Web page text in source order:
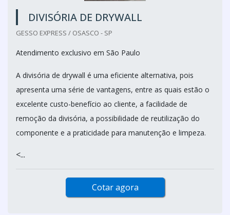
DIVISÓRIA DE DRYWALL
GESSO EXPRESS / OSASCO - SP
Atendimento exclusivo em São Paulo
A divisória de drywall é uma eficiente alternativa, pois
apresenta uma série de vantagens, entre as quais estão o
excelente custo-benefício ao cliente, a facilidade de
remoção da divisória, a possibilidade de reutilização do
componente e a praticidade para manutenção e limpeza.
<...
Cotar agora